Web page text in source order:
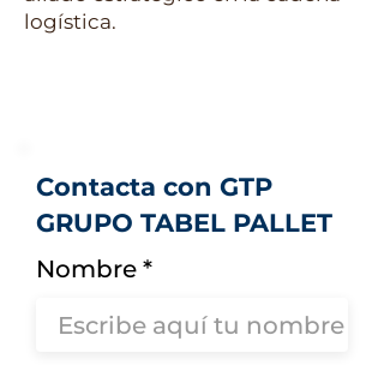
logística.
Contacta con GTP
GRUPO TABEL PALLET
Nombre